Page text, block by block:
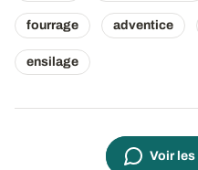
fourrage adventice
ensilage
Voir